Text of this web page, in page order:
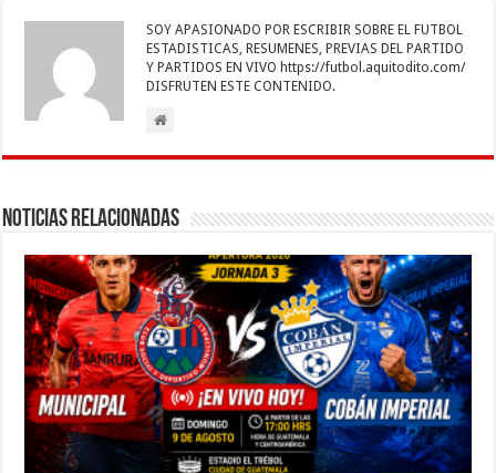
SOY APASIONADO POR ESCRIBIR SOBRE EL FUTBOL
ESTADISTICAS, RESUMENES, PREVIAS DEL PARTIDO
Y PARTIDOS EN VIVO https://futbol.aquitodito.com/
DISFRUTEN ESTE CONTENIDO.
Noticias Relacionadas